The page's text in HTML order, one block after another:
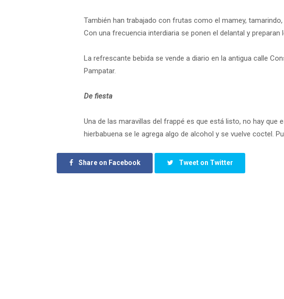
También han trabajado con frutas como el mamey, tamarindo,
Con una frecuencia interdiaria se ponen el delantal y
La refrescante bebida se vende a diario en la antigua calle
Pampatar.
De fiesta
Una de las maravillas del frappé es que está listo, no hay
hierbabuena se le agrega algo de alcohol y se vuelve coctel.
Share on Facebook Tweet on Twitter